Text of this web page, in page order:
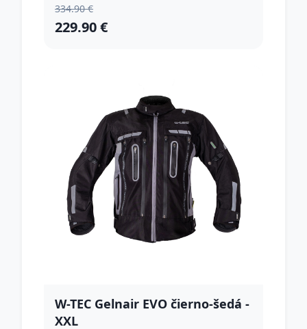
334.90 €
229.90 €
W-TEC Gelnair EVO čierno-šedá -
XXL